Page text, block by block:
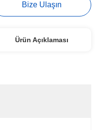
Bize Ulaşın
Ürün Açıklaması